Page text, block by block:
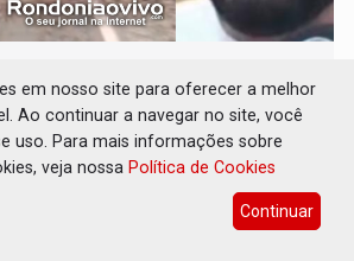
364 duas semanas após
matador do filho
Agosto de 2026 às 14:07
e condenado pelo júri popular
em nosso site para oferecer a melhor
Ao continuar a navegar no site, você
uso. Para mais informações sobre
veja nossa Política de Cookies
Continuar